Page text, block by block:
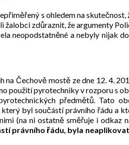
s ohledem na
zdůraznit, že argumenty
neopodstatněné a nebyly nijak
na Čechově mostě ze dne 12. 4.
pyrotechniky v rozporu s
předmětů. Tato
byl součástí právního řádu a
(na ni ostatně směřuje i odkaz
právního řádu, byla